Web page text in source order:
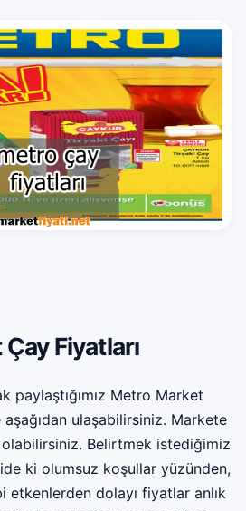
Fiyatları
paylaştığımız Metro Market
ulaşabilirsiniz. Markete
Belirtmek istediğimiz
ki olumsuz koşullar yüzünden,
dolayı fiyatlar anlık